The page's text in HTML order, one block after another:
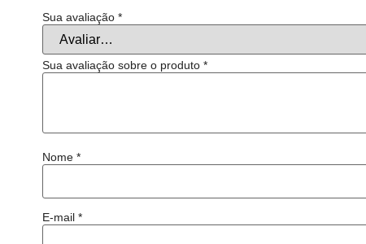
Sua avaliação *
Sua avaliação sobre o produto *
Nome *
E-mail *